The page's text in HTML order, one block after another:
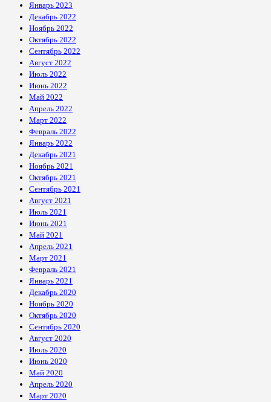
Январь 2023
Декабрь 2022
Ноябрь 2022
Октябрь 2022
Сентябрь 2022
Август 2022
Июль 2022
Июнь 2022
Май 2022
Апрель 2022
Март 2022
Февраль 2022
Январь 2022
Декабрь 2021
Ноябрь 2021
Октябрь 2021
Сентябрь 2021
Август 2021
Июль 2021
Июнь 2021
Май 2021
Апрель 2021
Март 2021
Февраль 2021
Январь 2021
Декабрь 2020
Ноябрь 2020
Октябрь 2020
Сентябрь 2020
Август 2020
Июль 2020
Июнь 2020
Май 2020
Апрель 2020
Март 2020